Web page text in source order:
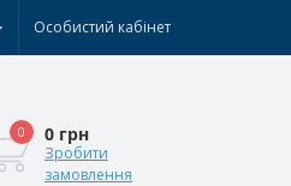
Особистий кабінет
0 0 грн
Зробити
замовлення